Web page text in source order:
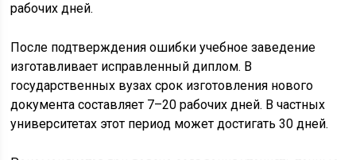
рабочих дней.
После подтверждения ошибки учебное заведение
изготавливает исправленный диплом. В
государственных вузах срок изготовления нового
документа составляет 7–20 рабочих дней. В частных
университетах этот период может достигать 30 дней.